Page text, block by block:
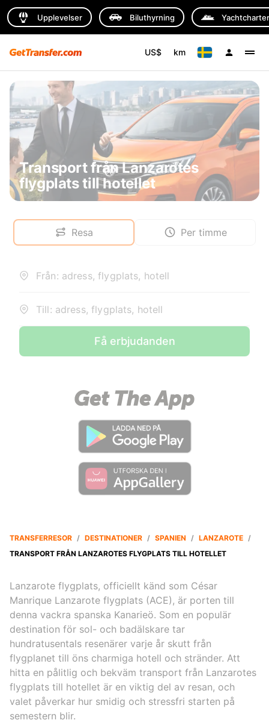
Upplevelser Biluthyrning Yachtcharter
US$ km
Transport från Lanzarotes
flygplats till hotellet
Resa Per timme
Från: adress, flygplats, hotell
Till: adress, flygplats, hotell
Få erbjudanden
TRANSFERRESOR / DESTINATIONER / SPANIEN / LANZAROTE /
TRANSPORT FRÅN LANZAROTES FLYGPLATS TILL HOTELLET
Lanzarote flygplats, officiellt känd som César
Manrique Lanzarote flygplats (ACE), är porten till
denna vackra spanska Kanarieö. Som en populär
destination för sol- och badälskare tar
hundratusentals resenärer varje år skutt från
flygplanet till öns charmiga hotell och stränder. Att
hitta en pålitlig och bekväm transport från Lanzarotes
flygplats till hotellet är en viktig del av resan, och
valet påverkar hur smidig och stressfri starten på
semestern blir.